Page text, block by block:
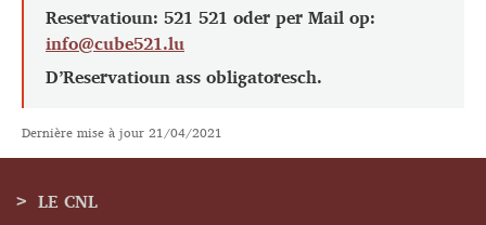
Reservatioun: 521 521 oder per Mail op:
info@cube521.lu
D’Reservatioun ass obligatoresch.
Dernière mise à jour21/04/2021
LE CNL